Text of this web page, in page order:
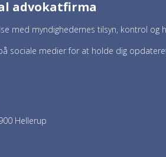
advokatfirma
med myndighedernes tilsyn, kontrol
sociale medier for at holde dig
Hellerup